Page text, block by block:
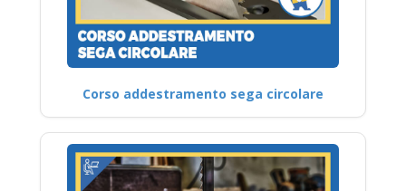
Corso addestramento sega circolare